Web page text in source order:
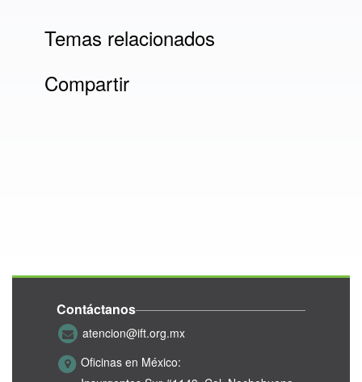
Temas relacionados
Compartir
Contáctanos
atencion@ift.org.mx
Oficinas en México: